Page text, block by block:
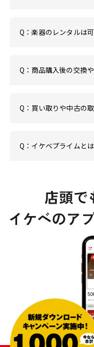
Q：楽器のレンタルは
Q：商品購入後の交換
Q：買い取りや中古の
Q：イケベプライムと